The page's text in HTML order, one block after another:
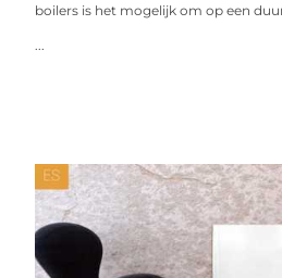
boilers is het mogelijk om op een
...